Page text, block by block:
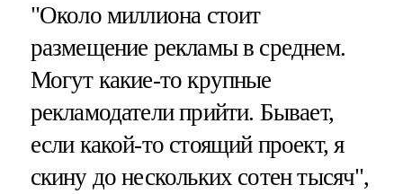
"Около миллиона стоит
размещение рекламы в среднем.
Могут какие-то крупные
рекламодатели прийти. Бывает,
если какой-то стоящий проект, я
скину до нескольких сотен тысяч",